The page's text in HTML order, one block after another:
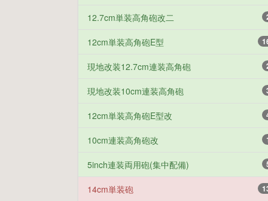
12.7cm単装高角砲改二
12cm単装高角砲E型
現地改装12.7cm連装高角砲
現地改装10cm連装高角砲
12cm単装高角砲E型改
10cm連装高角砲改
5inch連装両用砲(集中配備)
14cm単装砲